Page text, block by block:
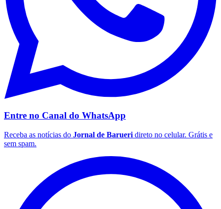
Santos
Entre no Canal do WhatsApp
Receba as notícias do Jornal de Barueri direto no celular. Grátis e
sem spam.